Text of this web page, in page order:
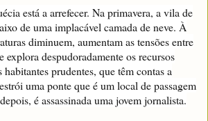
está a arrefecer. Na primavera, a vila de
de uma implacável camada de neve. À
diminuem, aumentam as tensões entre
despudoradamente os recursos
prudentes, que têm contas a
uma ponte que é um local de passagem
é assassinada uma jovem jornalista.